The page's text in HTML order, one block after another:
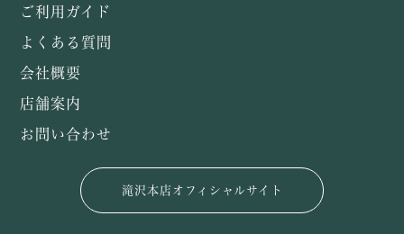
ご利用ガイド
よくある質問
会社概要
店舗案内
お問い合わせ
滝沢本店オフィシャルサイト